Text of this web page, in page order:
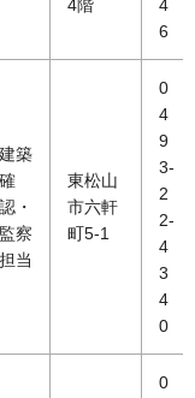
4階
4
6
建築
確
認・
監察
担当
東松山
市六軒
町5-1
0
4
9
3-
2
2-
4
3
4
0
0